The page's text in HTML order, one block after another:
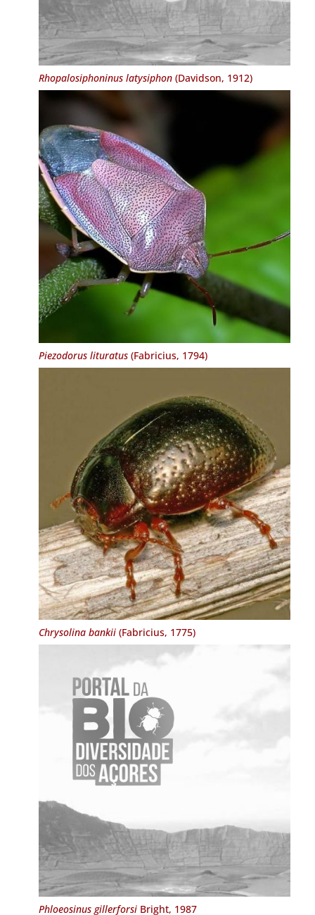
Rhopalosiphoninus latysiphon(Davidson, 1912)
Piezodorus lituratus(Fabricius, 1794)
Chrysolina bankii(Fabricius, 1775)
Phloeosinus gillerforsiBright, 1987